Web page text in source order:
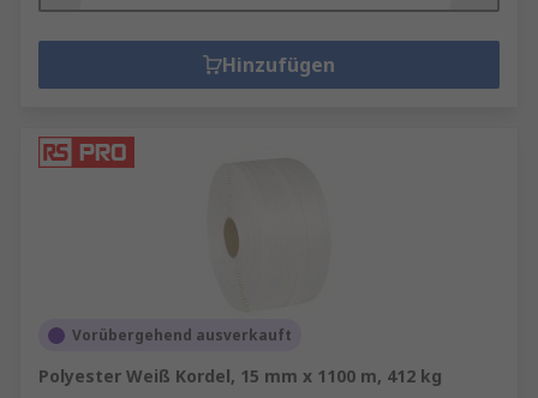
Hinzufügen
Vorübergehend ausverkauft
Polyester Weiß Kordel, 15 mm x 1100 m, 412 kg